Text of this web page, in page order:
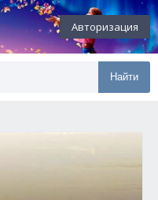
Авторизация
Найти